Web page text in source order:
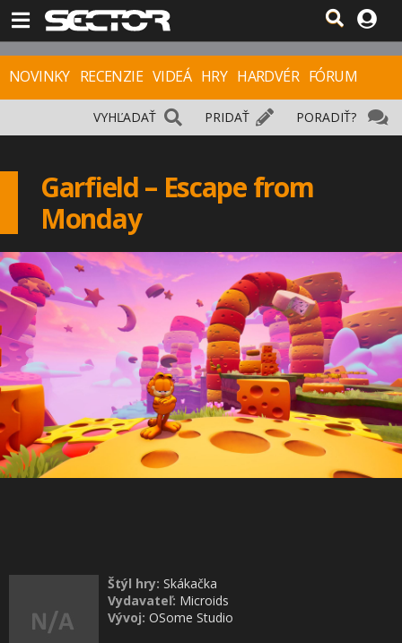
NOVINKY RECENZIE VIDEÁ HRY HARDVÉR FÓRUM
PORADIŤ?
PRIDAŤ
VYHĽADAŤ
Garfield – Escape from
Monday
Štýl hry: Skákačka
Vydavateľ: Microids
Vývoj: OSome Studio